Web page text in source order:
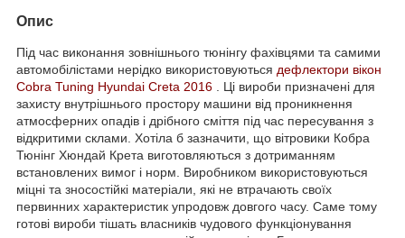
Опис
Під час виконання зовнішнього тюнінгу фахівцями та самими
автомобілістами нерідко використовуються дефлектори вікон
Cobra Tuning Hyundai Creta 2016 . Ці вироби призначені для
захисту внутрішнього простору машини від проникнення
атмосферних опадів і дрібного сміття під час пересування з
відкритими склами. Хотіла б зазначити, що вітровики Кобра
Тюнінг Хюндай Крета виготовляються з дотриманням
встановлених вимог і норм. Виробником використовуються
міцні та зносостійкі матеріали, які не втрачають своїх
первинних характеристик упродовж довгого часу. Саме тому
готові вироби тішать власників чудового функціонування